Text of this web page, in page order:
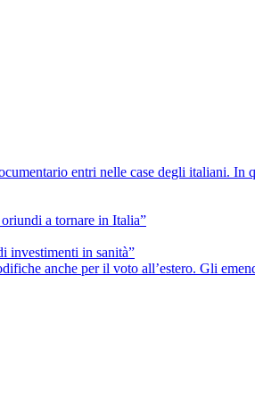
entri nelle case degli italiani. In
a tornare in Italia”
investimenti in sanità”
anche per il voto all’estero. Gli